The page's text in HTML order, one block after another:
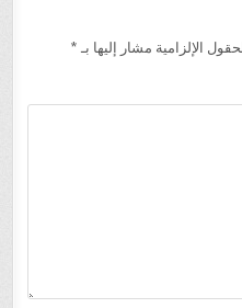
الإلزامية مشار إليها بـ *